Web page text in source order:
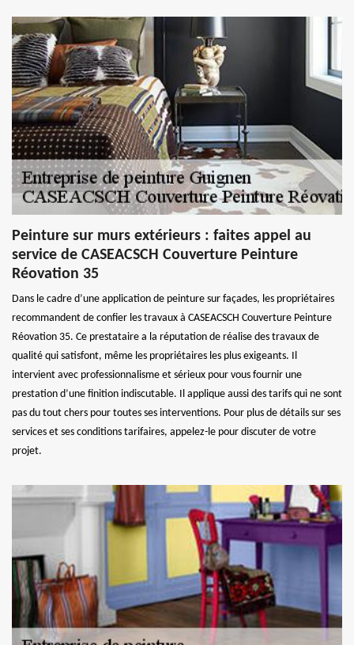
Peinture sur murs extérieurs : faites appel au
service de CASEACSCH Couverture Peinture
Réovation 35
Dans le cadre d’une application de peinture sur façades, les propriétaires
recommandent de confier les travaux à CASEACSCH Couverture Peinture
Réovation 35. Ce prestataire a la réputation de réalise des travaux de
qualité qui satisfont, même les propriétaires les plus exigeants. Il
intervient avec professionnalisme et sérieux pour vous fournir une
prestation d’une finition indiscutable. Il applique aussi des tarifs qui ne sont
pas du tout chers pour toutes ses interventions. Pour plus de détails sur ses
services et ses conditions tarifaires, appelez-le pour discuter de votre
projet.